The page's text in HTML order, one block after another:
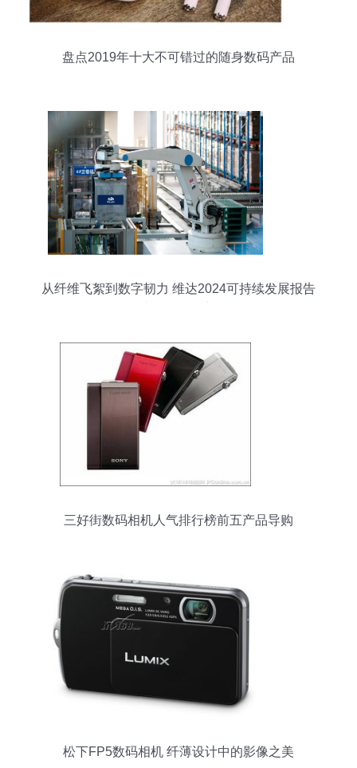
盘点2019年十大不可错过的随身数码产品
从纤维飞絮到数字韧力 维达2024可持续发展报告
三好街数码相机人气排行榜前五产品导购
松下FP5数码相机 纤薄设计中的影像之美